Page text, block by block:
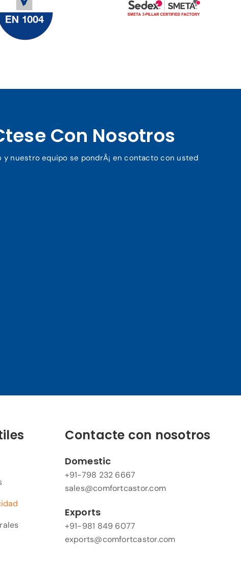
Con Nosotros
y nuestro equipo se pondrÃ¡ en contacto con usted
Contacte con nosotros
Domestic
+91-798 232 6667
sales@comfortcastor.com
Exports
+91-981 849 6077
exports@comfortcastor.com